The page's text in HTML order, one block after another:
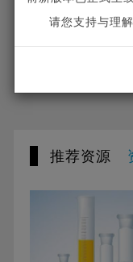
请您支持与理
推荐资源